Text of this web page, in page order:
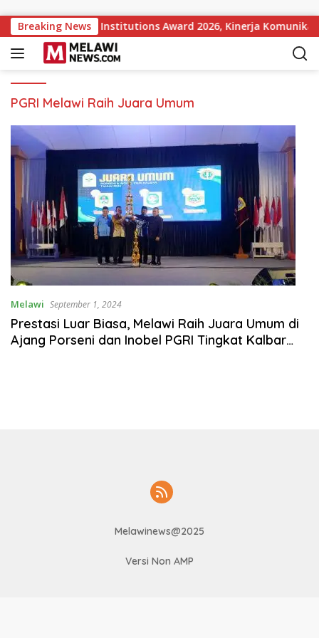
Breaking News
Government Institutions Award 2026, Kinerja Komunikasi
PGRI Melawi Raih Juara Umum
Melawi September 1, 2024
Prestasi Luar Biasa, Melawi Raih Juara Umum di
Ajang Porseni dan Inobel PGRI Tingkat Kalbar
Melawinews@2025
Versi Non AMP